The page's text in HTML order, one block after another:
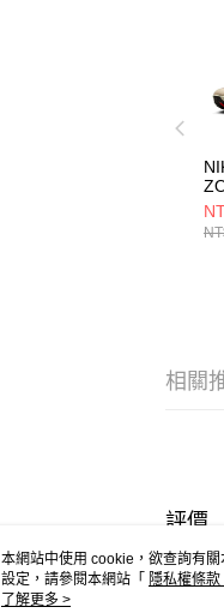
相關
評價
喜歡這
本網站中使用 cookie，欲查詢有
設定，請參閱本網站「 隱私權條款
使用 cookie。
了解更多 >